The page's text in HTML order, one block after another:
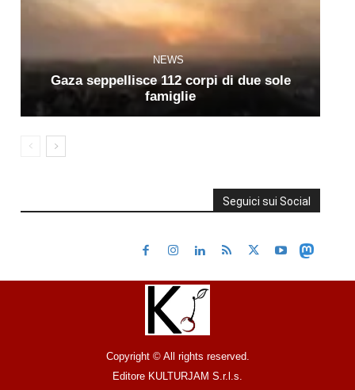
NEWS
Gaza seppellisce 112 corpi di due sole
famiglie
Seguici sui Social
Copyright © All rights reserved.
Editore KULTURJAM S.r.l.s.